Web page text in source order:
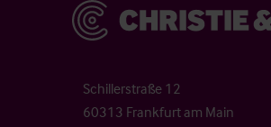
Christie & Co
Schillerstraße 12
60313 Frankfurt am Main